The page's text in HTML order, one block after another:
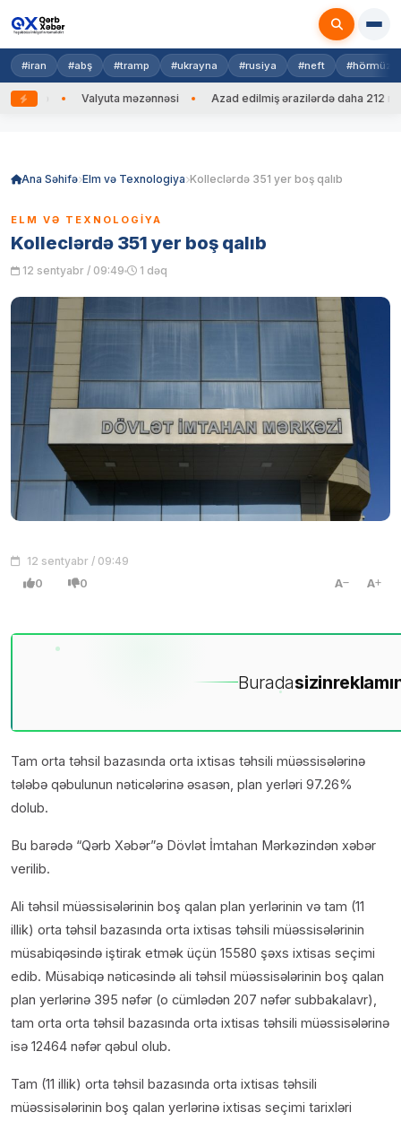
#iran #abş #tramp #ukrayna #rusiya #neft #hörmüz
edib Valyuta məzənnəsi Azad edilmiş ərazilərdə daha 212 mina,
Ana Səhifə Elm və Texnologiya Kolleclərdə 351 yer boş qalıb
ELM VƏ TEXNOLOGIYA
Kolleclərdə 351 yer boş qalıb
12 sentyabr / 09:49 1 dəq
12 sentyabr / 09:49
0 0 A A
Buradasizin
Tam orta təhsil bazasında orta ixtisas təhsili müəssisələrinə
tələbə qəbulunun nəticələrinə əsasən, plan yerləri 97.26%
dolub.
Bu barədə “Qərb Xəbər”ə Dövlət İmtahan Mərkəzindən xəbər
verilib.
Ali təhsil müəssisələrinin boş qalan plan yerlərinin və tam (11
illik) orta təhsil bazasında orta ixtisas təhsili müəssisələrinin
müsabiqəsində iştirak etmək üçün 15580 şəxs ixtisas seçimi
edib. Müsabiqə nəticəsində ali təhsil müəssisələrinin boş qalan
plan yerlərinə 395 nəfər (o cümlədən 207 nəfər subbakalavr),
tam orta orta təhsil bazasında orta ixtisas təhsili müəssisələrinə
isə 12464 nəfər qəbul olub.
Tam (11 illik) orta təhsil bazasında orta ixtisas təhsili
müəssisələrinin boş qalan yerlərinə ixtisas seçimi tarixləri